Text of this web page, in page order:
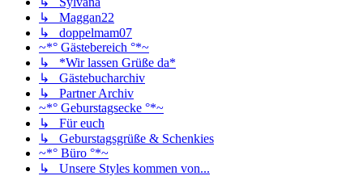
↳ Maggan22
↳ doppelmam07
~*° Gästebereich °*~
↳ *Wir lassen Grüße da*
↳ Gästebucharchiv
↳ Partner Archiv
~*° Geburstagsecke °*~
↳ Für euch
↳ Geburstagsgrüße & Schenkies
~*° Büro °*~
↳ Unsere Styles kommen von...